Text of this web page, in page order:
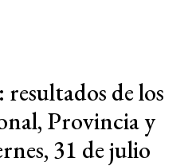
de los
Provincia y
31 de julio